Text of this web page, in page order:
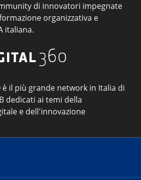
di innovatori impegnate
organizzativa e
italiana.
è il più grande network in Italia di
dedicati ai temi della
e dell'innovazione